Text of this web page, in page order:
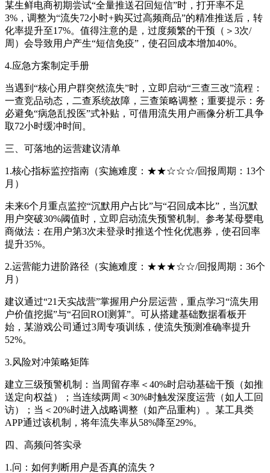
某生鲜电商初期尝试“全量推送召回短信”时，打开率不足
3%，调整为“流失72小时+购买过高频商品”的精准推送后，转
化率提升至17%。值得注意的是，过度频繁的干预（＞3次/
周）会导致用户产生“短信免疫”，使召回成本增加40%。
4.应急方案制定手册
当遇到“核心用户群突然流失”时，立即启动“三查三改”流程：
一查竞品动态，二查系统故障，三查策略调整；重要提示：务
必避免“病急乱投医”式补贴，可借用流失用户画像分析工具争
取72小时缓冲时间。
三、可落地的运营建议清单
1.核心指标监控指南（实施难度：★★☆☆☆/回报周期：13个
月）
未来6个月重点监控“沉默用户占比”与“召回成本比”，当沉默
用户突破30%阈值时，立即启动流失预警机制。参考某母婴电
商做法：在用户第3次未登录时推送个性化优惠券，使召回率
提升35%。
2.运营能力进阶路径（实施难度：★★★☆☆/回报周期：36个
月）
建议通过“21天实战营”掌握用户分层运营，重点学习“流失用
户价值挖掘”与“召回ROI测算”。可从搭建基础数据看板开
始，某游戏公司通过3周专项训练，使流失预测准确率提升
52%。
3.风险对冲策略矩阵
建立三级预警机制：当周留存率＜40%时启动基础干预（如推
送定向权益）；当连续两周＜30%时触发深度运营（如人工回
访）；当＜20%时进入战略调整（如产品重构）。某工具类
APP通过该机制，将年流失率从58%降至29%。
四、高频问答实录
1.问：如何判断用户是否真的流失？